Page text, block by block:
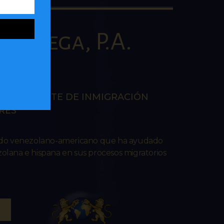
Vega, P.A.
EN LA CORTE DE INMIGRACIÓN
venezolano-americano que ha ayudado
e hispana en sus procesos migratorios